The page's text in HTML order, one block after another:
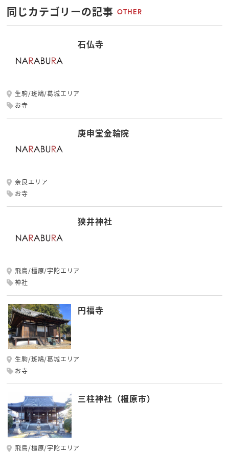
同じカテゴリーの記事 OTHER
石仏寺
生駒/斑鳩/葛城エリア
お寺
庚申堂金輪院
奈良エリア
お寺
狭井神社
飛鳥/橿原/宇陀エリア
神社
円福寺
生駒/斑鳩/葛城エリア
お寺
三柱神社（橿原市）
飛鳥/橿原/宇陀エリア